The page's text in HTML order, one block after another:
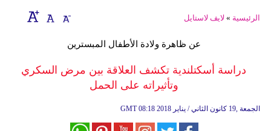
الرئيسية » لايف لاستايل
عن ظاهرة ولادة الأطفال المبسترين
دراسة أسكتلندية تكشف العلاقة بين مرض السكري
وتأثيراته على الحمل
GMT 08:18 2018 الجمعة ,19 كانون الثاني / يناير